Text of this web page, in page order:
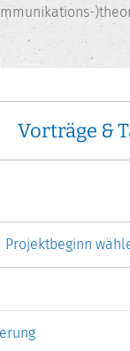
Vorträge &